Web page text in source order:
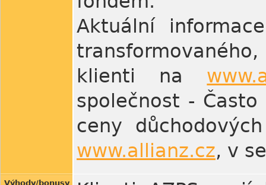
Aktuální
klienti na
společnost -
ceny
www.allianz.cz, v
Výhody/bonusy